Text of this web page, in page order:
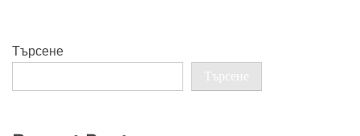
Търсене
Търсене